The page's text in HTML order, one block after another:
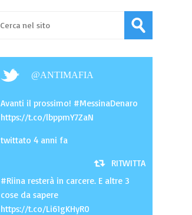
@ANTIMAFIA
Avanti il prossimo! #MessinaDenaro
https://t.co/lbppmY7ZaN
twittato 4 anni fa
RITWITTA
#Riina resterà in carcere. E altre 3
cose da sapere
https://t.co/Li61gKHyR0